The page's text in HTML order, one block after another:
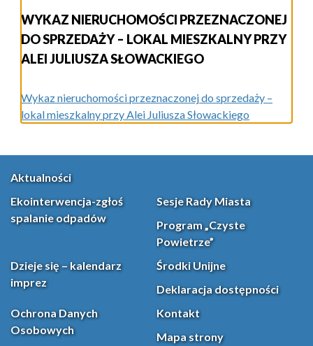
WYKAZ NIERUCHOMOŚCI PRZEZNACZONEJ
DO SPRZEDAŻY – LOKAL MIESZKALNY PRZY
ALEI JULIUSZA SŁOWACKIEGO
Wykaz nieruchomości przeznaczonej do sprzedaży –
lokal mieszkalny przy Alei Juliusza Słowackiego
Aktualności
Ekointerwencja-zgłoś
spalanie odpadów
Sesje Rady Miasta
Program „Czyste
Powietrze”
Dzieje się – kalendarz
imprez
Środki Unijne
Deklaracja dostępności
Ochrona Danych
Osobowych
Kontakt
Mapa strony